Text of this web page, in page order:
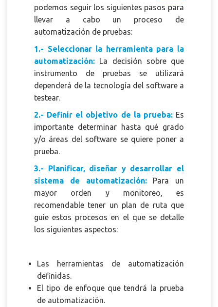
podemos seguir los siguientes pasos para
llevar a cabo un proceso de
automatización de pruebas:
1.- Seleccionar la herramienta para la
automatización: La decisión sobre que
instrumento de pruebas se utilizará
dependerá de la tecnología del software a
testear.
2.- Definir el objetivo de la prueba:Es
importante determinar hasta qué grado
y/o áreas del software se quiere poner a
prueba.
3.- Planificar, diseñar y desarrollar el
sistema de automatización:
Para un
mayor orden y monitoreo, es
recomendable tener un plan de ruta que
guie estos procesos en el que se detalle
los siguientes aspectos:
Las herramientas de automatización
definidas.
El tipo de enfoque que tendrá la prueba
de automatización.